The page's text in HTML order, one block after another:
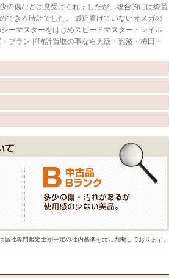
の傷などは見受けられましたが、総合的には綺麗
できる時計でした。 最近着けていないオメガの
ーマスターをはじめスピードマスター・レイル
ブランド時計買取の事なら大阪・難波・梅田・
当社専門鑑定士が一定の社内基準を元に判断しております。